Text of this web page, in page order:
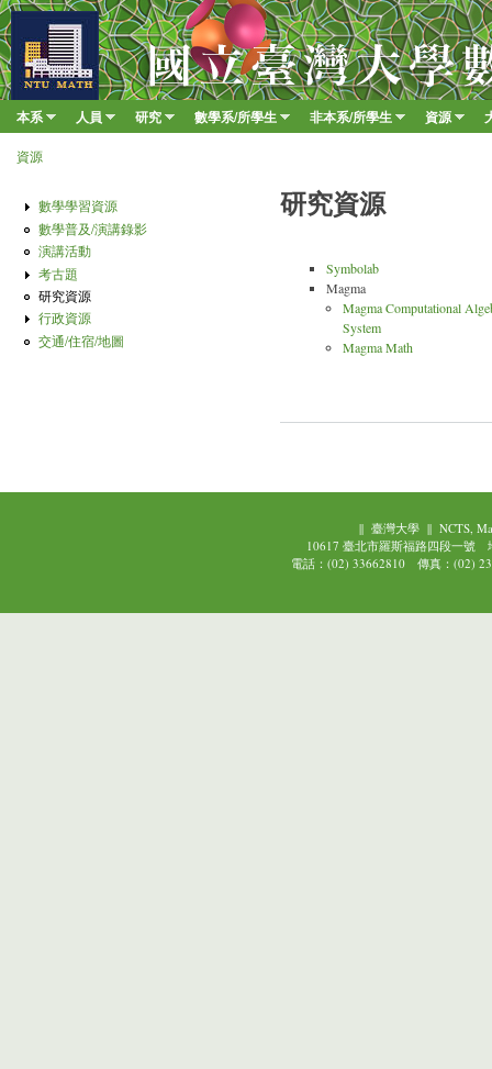
移至
臺
大
數
學
系
Main menu
本系 人員 研究 數學系/所學生 非本系/所學生 資源
您在這裡
資源
研究資源
Symbolab
Magma
Magma Computational
System
Magma Math
數學學習資源
數學普及/演講錄影
演講活動
考古題
研究資源
行政資源
交通/住宿/地圖
|| 臺灣大學|| NCTS,
10617 臺北市羅斯福路四段一號
電話：(02) 33662810 傳真：(02)